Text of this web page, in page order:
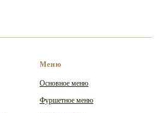
Меню
Основное меню
Фуршетное меню